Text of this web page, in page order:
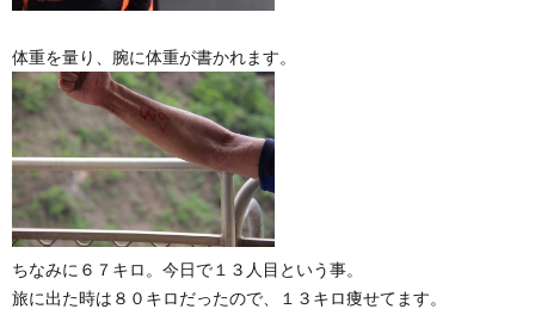
体重を量り、腕に体重が書かれます。
ちなみに６７キロ。今日で１３人目という事。
旅に出た時は８０キロだったので、１３キロ痩せてます。